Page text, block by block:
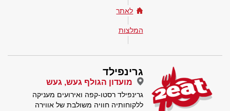
לאתר
המלצות
גרינפילד
מועדון הגולף געש, געש
גרינפילד רסטו-קפה ואירועים מעניקה
ללקוחותיה חוויה משולבת של אווירה